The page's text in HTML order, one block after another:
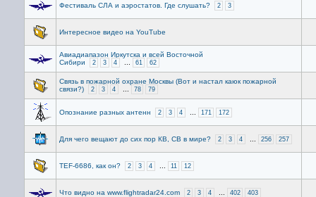
Фестиваль СЛА и аэростатов. Где слушать? 2 3
Интересное видео на YouTube
Авиадиапазон Иркутска и всей Восточной
Сибири
2 3 4 61 62
Связь в пожарной охране Москвы (Вот и настал каюк пожарной
связи?)
2 3 4 78 79
Опознание разных антенн 2 3 4 171 172
Для чего вещают до сих пор КВ, СВ в мире? 2 3 4 256 257
TEF-6686, как он? 2 3 4 11 12
Что видно на www.flightradar24.com 2 3 4 402 403